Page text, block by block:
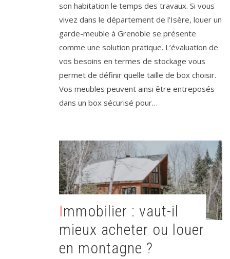
son habitation le temps des travaux. Si vous
vivez dans le département de l’Isère, louer un
garde-meuble à Grenoble se présente
comme une solution pratique. L’évaluation de
vos besoins en termes de stockage vous
permet de définir quelle taille de box choisir.
Vos meubles peuvent ainsi être entreposés
dans un box sécurisé pour…
Immobilier : vaut-il
mieux acheter ou louer
en montagne ?